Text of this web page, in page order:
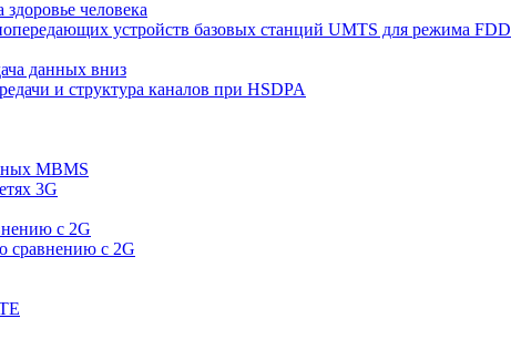
человека
устройств базовых станций UMTS для режима FDD
данных вниз
и структура каналов при HSDPA
MBMS
3G
с 2G
сравнению с 2G